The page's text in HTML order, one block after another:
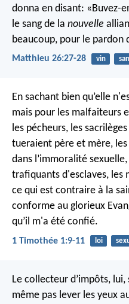
donna en disant: «Buvez-
le sang de la nouvelle
beaucoup, pour le pardon
Matthieu 26:27-28 vin
En sachant bien qu’elle
mais pour les malfaiteurs
les pécheurs, les
tueraient père et mère,
dans l’immoralité
trafiquants d'esclaves, les
ce qui est contraire à la
conforme au glorieux
qu’il m'a été confié.
1 Timothée 1:9-11 loi
Le collecteur d’impôts,
même pas lever les yeux